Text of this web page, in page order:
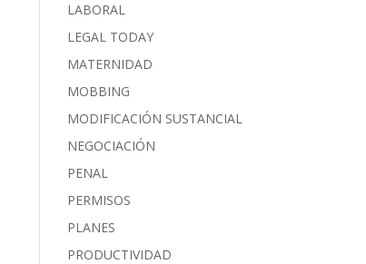
LABORAL
LEGAL TODAY
MATERNIDAD
MOBBING
MODIFICACIÓN SUSTANCIAL
NEGOCIACIÓN
PENAL
PERMISOS
PLANES
PRODUCTIVIDAD